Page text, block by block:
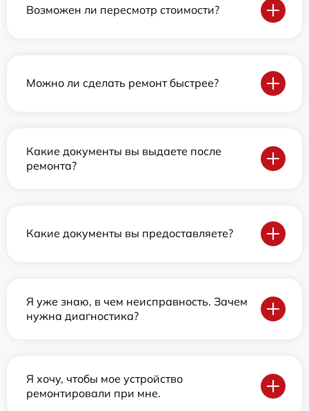
Возможен ли пересмотр стоимости?
Можно ли сделать ремонт быстрее?
Какие документы вы выдаете после
ремонта?
Какие документы вы предоставляете?
Я уже знаю, в чем неисправность. Зачем
нужна диагностика?
Я хочу, чтобы мое устройство
ремонтировали при мне.